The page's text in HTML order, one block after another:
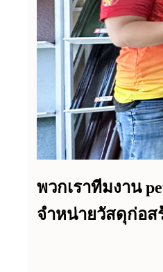
พวกเราทีมงาน
จำหน่ายวัสดุก่อส